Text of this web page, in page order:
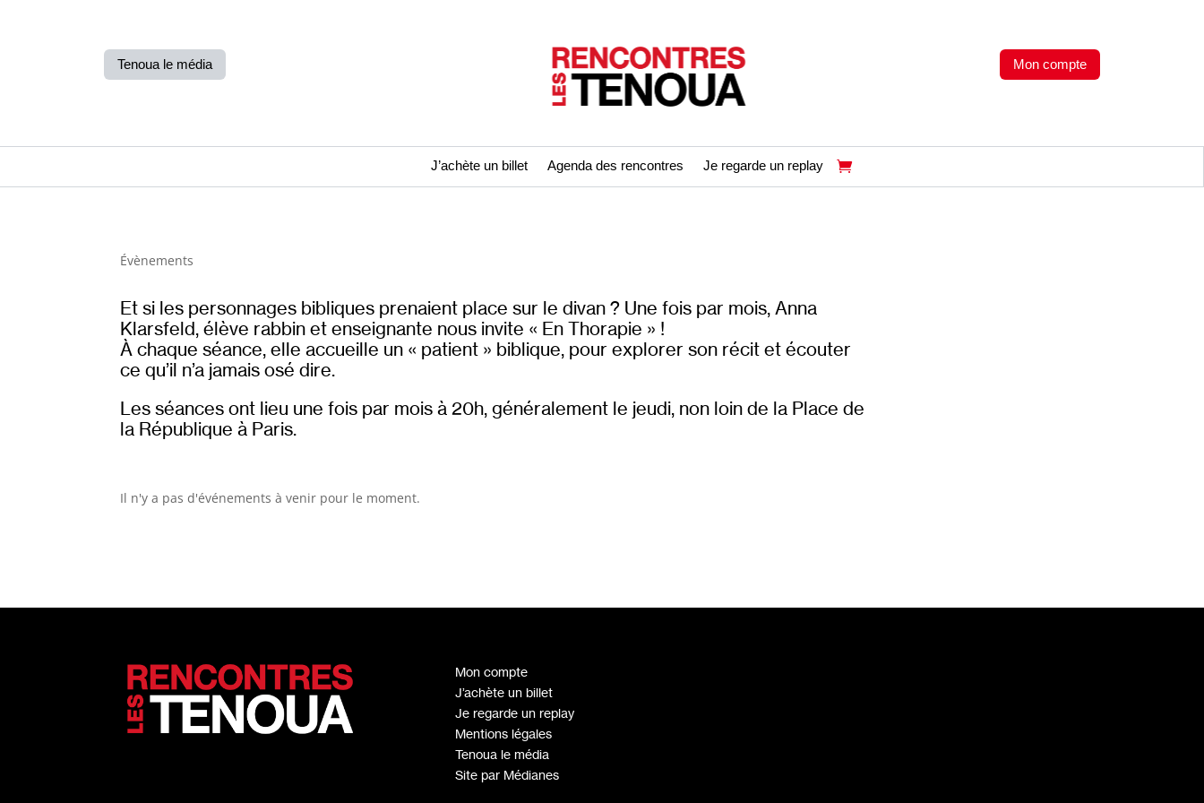
Tenoua le média Mon compte
J’achète un billet Agenda des rencontres Je regarde un replay
Évènements
Et si les personnages bibliques prenaient place sur le divan ? Une fois par mois, Anna
Klarsfeld, élève rabbin et enseignante nous invite « En Thorapie » !
À chaque séance, elle accueille un « patient » biblique, pour explorer son récit et écouter
ce qu’il n’a jamais osé dire.
Les séances ont lieu une fois par mois à 20h, généralement le jeudi, non loin de la Place de
la République à Paris.
Il n'y a pas d'événements à venir pour le moment.
Mon compte
J’achète un billet
Je regarde un replay
Mentions légales
Tenoua le média
Site par Médianes